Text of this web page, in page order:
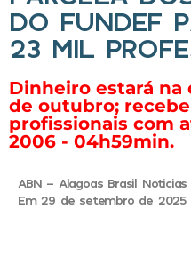
DO FUNDEF
23 MIL
Dinheiro estará na
de outubro;
profissionais com
2006 - 04h59min.
ABN - Alagoas Brasil Noticias
Em 29 de setembro de 2025